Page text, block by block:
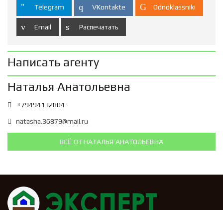
Telegram VKontakte Odnoklassniki
Email Распечатать
Написать агенту
Наталья Анатольевна
+79494132804
natasha.36879@mail.ru
ВСЁ ОТ НАТАЛЬЯ АНАТОЛЬЕВНА